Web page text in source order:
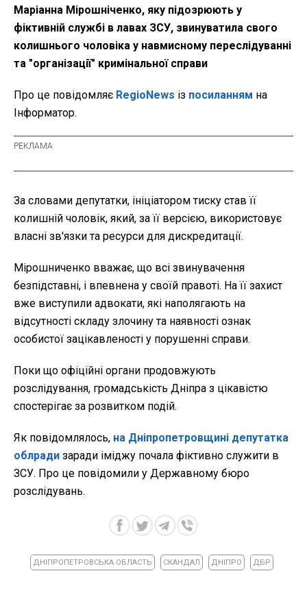
Маріанна Мірошніченко, яку підозрюють у
фіктивній службі в лавах ЗСУ, звинуватила свого
колишнього чоловіка у навмисному переслідуванні
та "організації" кримінальної справи
Про це повідомляє RegioNews із посиланням на
Інформатор.
За словами депутатки, ініціатором тиску став її
колишній чоловік, який, за її версією, використовує
власні зв'язки та ресурси для дискредитації.
Мірошниченко вважає, що всі звинувачення
безпідставні, і впевнена у своїй правоті. На її захист
вже виступили адвокати, які наполягають на
відсутності складу злочину та наявності ознак
особистої зацікавленості у порушенні справи.
Поки що офіційні органи продовжують
розслідування, громадськість Дніпра з цікавістю
спостерігає за розвитком подій.
Як повідомлялось, на Дніпропетровщині депутатка
облради заради іміджу почала фіктивно служити в
ЗСУ. Про це повідомили у Державному бюро
розслідувань.
ДНІПРОПЕТРОВСЬКА ОБЛАСТЬ СКАНДАЛ ДНІПРО ДБР